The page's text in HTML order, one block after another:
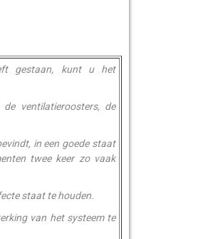
gestaan, kunt u het
ventilatieroosters, de
in een goede staat
twee keer zo vaak
staat te houden.
van het systeem te